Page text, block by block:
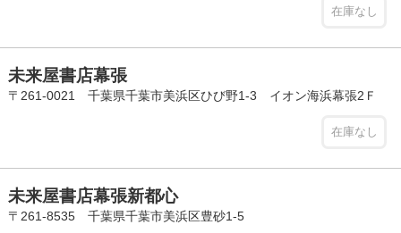
在庫なし
未来屋書店幕張
〒261-0021 千葉県千葉市美浜区ひび野1-3 イオン海浜幕張2Ｆ
在庫なし
未来屋書店幕張新都心
〒261-8535 千葉県千葉市美浜区豊砂1-5